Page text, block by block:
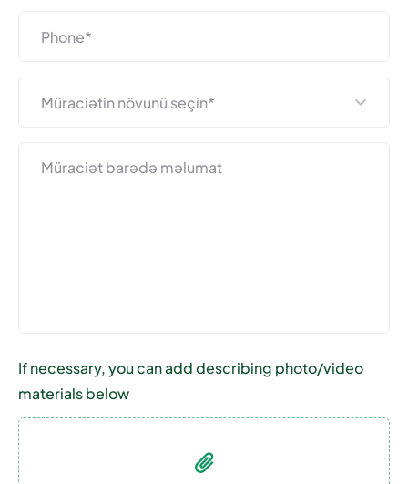
If necessary, you can add describing photo/video
materials below